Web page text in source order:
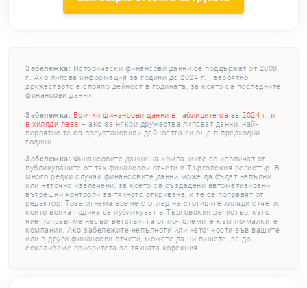
Забележка: Исторически финансови данни се поддържат от 2008
г. Ако липсва информация за години до 2024 г. , вероятно
дружеството е спряло дейност в годината, за която са последните
финансови данни.
Забележка: Всички финансови данни в таблиците са за 2024 г. и
в хиляди лева – ако за някои дружества липсват данни, най-
вероятно те са преустановили дейността си още в предходни
години.
Забележка: Финансовите данни на компаниите се извличат от
публикуваните от тях финансови отчети в Търговския регистър. В
много редки случаи финансовите данни може да бъдат непълни
или неточно извлечени, за което са създадени автоматизирани
вътрешни контроли за тяхното откриване, и те се поправят от
редактор. Това отнема време с оглед на стотиците хиляди отчети,
които всяка година се публикуват в Търговския регистър, като
ние поправяме несъответствията от по-големите към по-малките
компании. Ако забележите непълноти или неточности във вашите
или в други финансови отчети, можете да ни пишете, за да
ескалираме приоритета за тяхната корекция.